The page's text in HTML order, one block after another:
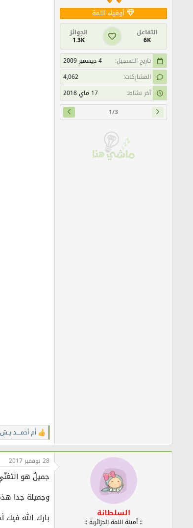
ا
ي
أوفياء اللمة
التفاعل
6K
الجوائز
1.3K
تاريخ التسجيل
4 ديسمبر 2009
المشاركات
4,062
آخر نشاط
17 ماي 2018
1/3
ا
ل
ت
ف
ا
ع
ل
ت
أم أحمــــد يــسّ
السلطانة
:: أمينة اللمة الجزائرية ::
28 نوفمبر 2017
جميلٌ هو
وجميلة جدا
بارك الله فيك